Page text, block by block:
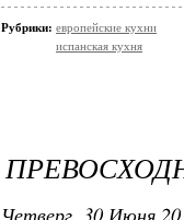
Рубрики: европейские кухни
испанская кухня
Четверг, 30 Июня